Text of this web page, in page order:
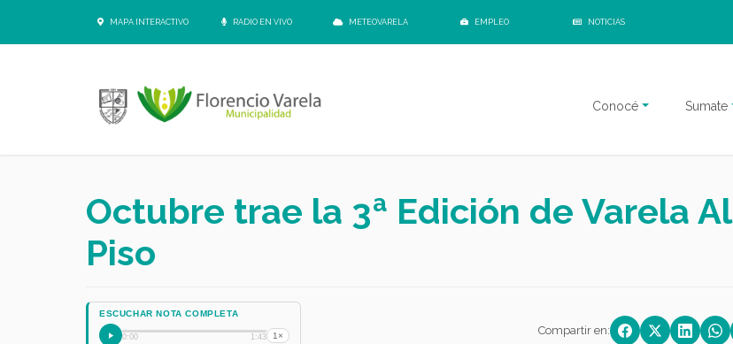
MAPA INTERACTIVO RADIO EN VIVO METEOVARELA EMPLEO NOTICIAS
Conocé Sumate
Octubre trae la 3ª Edición de Varela Al
Piso
ESCUCHAR NOTA COMPLETA
0:00 1:43 1× Compartir en: